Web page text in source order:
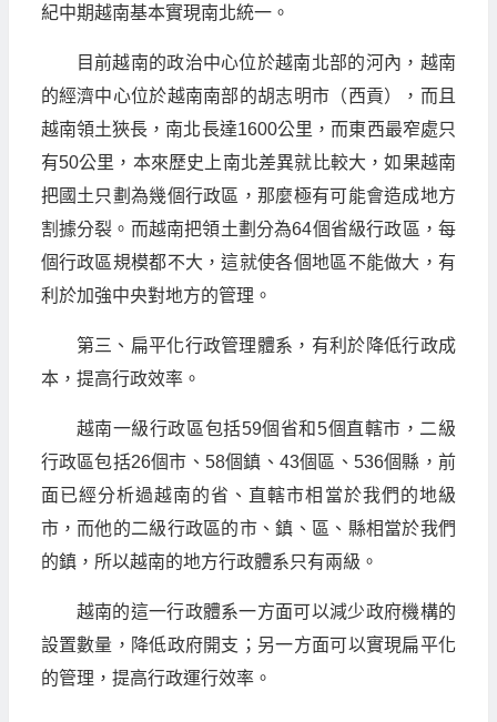
紀中期越南基本實現南北統一。
目前越南的政治中心位於越南北部的河內，越南
的經濟中心位於越南南部的胡志明市（西貢），而且
越南領土狹長，南北長達1600公里，而東西最窄處只
有50公里，本來歷史上南北差異就比較大，如果越南
把國土只劃為幾個行政區，那麼極有可能會造成地方
割據分裂。而越南把領土劃分為64個省級行政區，每
個行政區規模都不大，這就使各個地區不能做大，有
利於加強中央對地方的管理。
第三、扁平化行政管理體系，有利於降低行政成
本，提高行政效率。
越南一級行政區包括59個省和5個直轄市，二級
行政區包括26個市、58個鎮、43個區、536個縣，前
面已經分析過越南的省、直轄市相當於我們的地級
市，而他的二級行政區的市、鎮、區、縣相當於我們
的鎮，所以越南的地方行政體系只有兩級。
越南的這一行政體系一方面可以減少政府機構的
設置數量，降低政府開支；另一方面可以實現扁平化
的管理，提高行政運行效率。